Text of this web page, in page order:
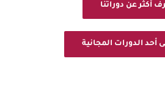
أكثر عن دوراتنا
أحد الدورات المجانية